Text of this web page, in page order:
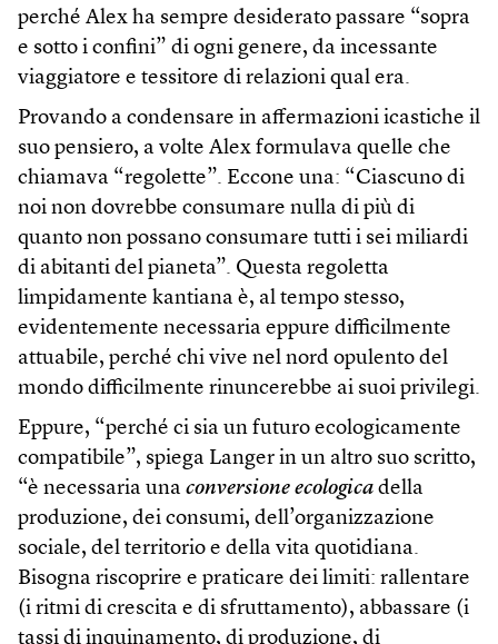
perché Alex ha sempre desiderato passare “sopra
e sotto i confini” di ogni genere, da incessante
viaggiatore e tessitore di relazioni qual era.
Provando a condensare in affermazioni icastiche il
suo pensiero, a volte Alex formulava quelle che
chiamava “regolette”. Eccone una: “Ciascuno di
noi non dovrebbe consumare nulla di più di
quanto non possano consumare tutti i sei miliardi
di abitanti del pianeta”. Questa regoletta
limpidamente kantiana è, al tempo stesso,
evidentemente necessaria eppure difficilmente
attuabile, perché chi vive nel nord opulento del
mondo difficilmente rinuncerebbe ai suoi privilegi.
Eppure, “perché ci sia un futuro ecologicamente
compatibile”, spiega Langer in un altro suo scritto,
“è necessaria una conversione ecologica della
produzione, dei consumi, dell’organizzazione
sociale, del territorio e della vita quotidiana.
Bisogna riscoprire e praticare dei limiti: rallentare
(i ritmi di crescita e di sfruttamento), abbassare (i
tassi di inquinamento, di produzione, di